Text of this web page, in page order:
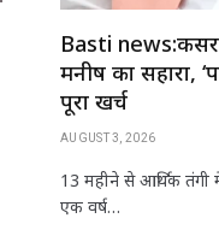
Basti news:कैंसर
मनीष का सहारा,
पूरा खर्च
AUGUST 3, 2026
13 महीने से आर्थिक तंगी
एक वर्ष…